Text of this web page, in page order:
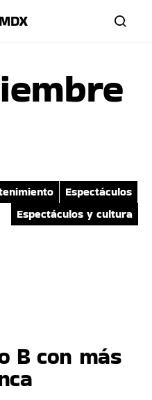
Espectáculos
Espectáculos y cultura
B con más